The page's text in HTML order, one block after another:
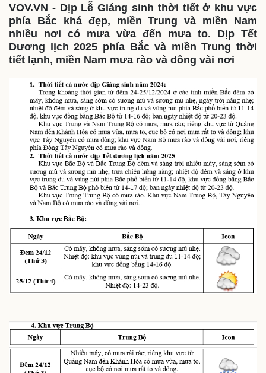
Thế giới
Quan sát
Cuộc sống đó đây
Hồ sơ
Multimedia
Video
Ảnh
VOV.VN - Dịp Lễ Giáng sinh thời tiết ở khu vực
phía Bắc khá đẹp, miền Trung và miền Nam
nhiều nơi có mưa vừa đến mưa to. Dịp Tết
Dương lịch 2025 phía Bắc và miền Trung thời
tiết lạnh, miền Nam mưa rào và dông vài nơi